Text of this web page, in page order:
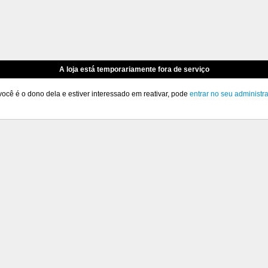
A loja está temporariamente fora de serviço
é o dono dela e estiver interessado em reativar, pode entrar no seu